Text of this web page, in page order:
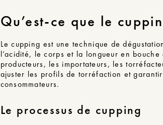
Qu’est-ce que le
Le cupping est une technique de
l’acidité, le corps et la longueur en
producteurs, les importateurs, les
ajuster les profils de torréfaction et
consommateurs.
Le processus de cupping